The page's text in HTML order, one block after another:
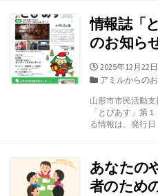
情報誌「
のお知ら
公
開
2025年12月22日
カ
ゴ
リ
ー
アミルからの
山形市市民活動
「とぴあす」第
る情報は、発行日
あなたの
者のため